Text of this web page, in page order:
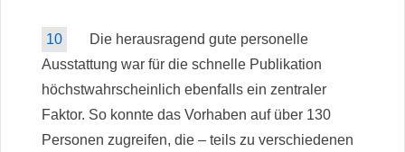
10
Die herausragend gute personelle
Ausstattung war für die schnelle Publikation
höchstwahrscheinlich ebenfalls ein zentraler
Faktor. So konnte das Vorhaben auf über 130
Personen zugreifen, die – teils zu verschiedenen